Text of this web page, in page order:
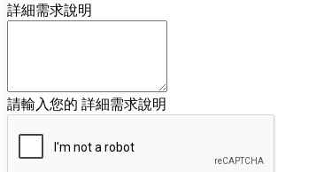
詳細需求說明
請輸入您的 詳細需求說明